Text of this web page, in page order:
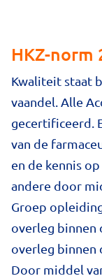
HKZ-norm
Kwaliteit staat
vaandel. Alle
gecertificeerd.
van de
en de kennis
andere door
Groep
overleg binnen
overleg binnen
Door middel